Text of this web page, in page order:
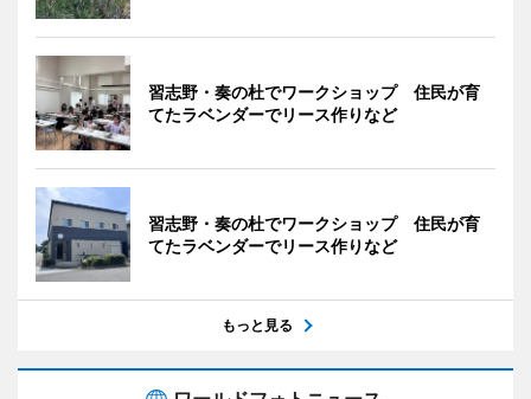
習志野・奏の杜でワークショップ 住民が育
てたラベンダーでリース作りなど
習志野・奏の杜でワークショップ 住民が育
てたラベンダーでリース作りなど
もっと見る